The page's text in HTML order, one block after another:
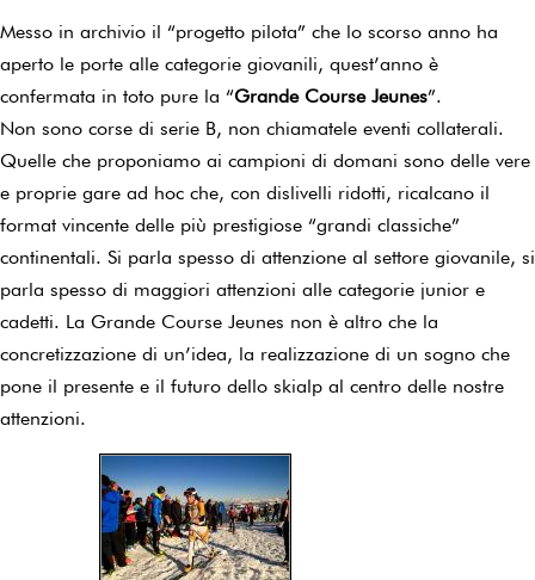
Messo in archivio il “progetto pilota” che lo scorso anno ha
aperto le porte alle categorie giovanili, quest’anno è
confermata in toto pure la “Grande Course Jeunes”.
Non sono corse di serie B, non chiamatele eventi collaterali.
Quelle che proponiamo ai campioni di domani sono delle vere
e proprie gare ad hoc che, con dislivelli ridotti, ricalcano il
format vincente delle più prestigiose “grandi classiche”
continentali. Si parla spesso di attenzione al settore giovanile, si
parla spesso di maggiori attenzioni alle categorie junior e
cadetti. La Grande Course Jeunes non è altro che la
concretizzazione di un’idea, la realizzazione di un sogno che
pone il presente e il futuro dello skialp al centro delle nostre
attenzioni.